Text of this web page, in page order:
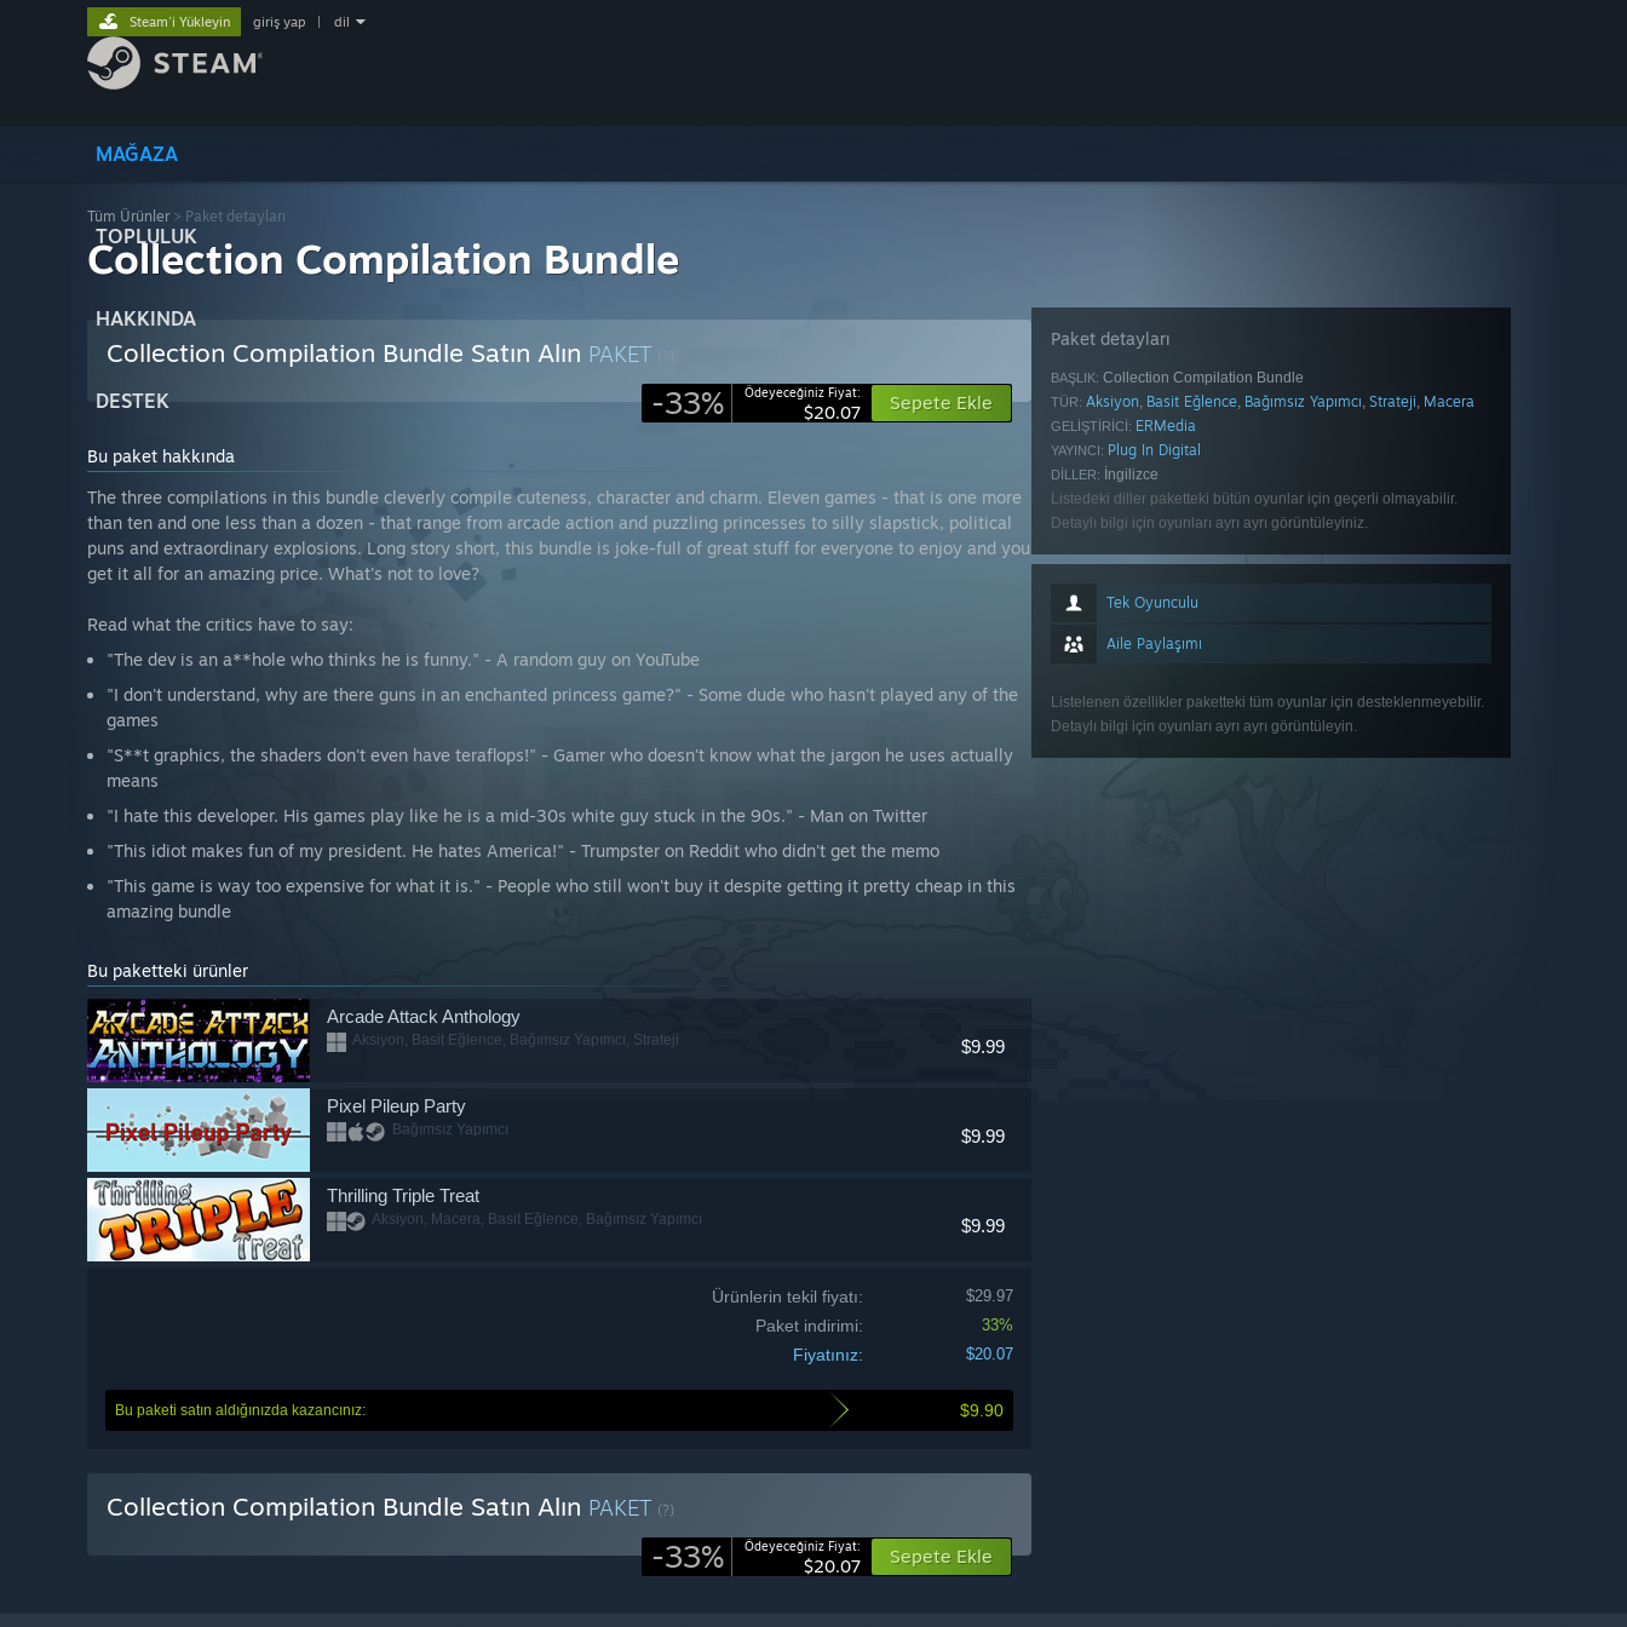
MAĞAZA
TOPLULUK
HAKKINDA
DESTEK
Steam'i Yükleyin giriş yap dil
Tüm Ürünler > Paket detayları
Collection Compilation Bundle
Collection Compilation Bundle Satın Alın PAKET (?)
-33% Ödeyeceğiniz Fiyat:
$20.07 Sepete Ekle
Bu paket hakkında
The three compilations in this bundle cleverly compile cuteness, character and charm. Eleven games - that is one more
than ten and one less than a dozen - that range from arcade action and puzzling princesses to silly slapstick, political
puns and extraordinary explosions. Long story short, this bundle is joke-full of great stuff for everyone to enjoy and you
get it all for an amazing price. What's not to love?
Read what the critics have to say:
"The dev is an a**hole who thinks he is funny." - A random guy on YouTube
"I don't understand, why are there guns in an enchanted princess game?" - Some dude who hasn't played any of the
games
"S**t graphics, the shaders don't even have teraflops!" - Gamer who doesn't know what the jargon he uses actually
means
"I hate this developer. His games play like he is a mid-30s white guy stuck in the 90s." - Man on Twitter
"This idiot makes fun of my president. He hates America!" - Trumpster on Reddit who didn't get the memo
"This game is way too expensive for what it is." - People who still won't buy it despite getting it pretty cheap in this
amazing bundle
Bu paketteki ürünler
$9.99
Arcade Attack Anthology
Aksiyon, Basit Eğlence, Bağımsız Yapımcı, Strateji
$9.99
Pixel Pileup Party
Bağımsız Yapımcı
$9.99
Thrilling Triple Treat
Aksiyon, Macera, Basit Eğlence, Bağımsız Yapımcı
$29.97
Ürünlerin tekil fiyatı:
33%
Paket indirimi:
$20.07
Fiyatınız:
$9.90
Bu paketi satın aldığınızda kazancınız:
Collection Compilation Bundle Satın Alın PAKET (?)
-33% Ödeyeceğiniz Fiyat:
$20.07 Sepete Ekle
Paket detayları
BAŞLIK: Collection Compilation Bundle
TÜR: Aksiyon, Basit Eğlence, Bağımsız Yapımcı, Strateji, Macera
GELIŞTIRICI: ERMedia
YAYINCI: Plug In Digital
DILLER:
İngilizce
Listedeki diller paketteki bütün oyunlar için geçerli olmayabilir.
Detaylı bilgi için oyunları ayrı ayrı görüntüleyiniz.
Tek Oyunculu
Aile Paylaşımı
Listelenen özellikler paketteki tüm oyunlar için desteklenmeyebilir.
Detaylı bilgi için oyunları ayrı ayrı görüntüleyin.